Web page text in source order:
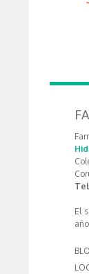
El